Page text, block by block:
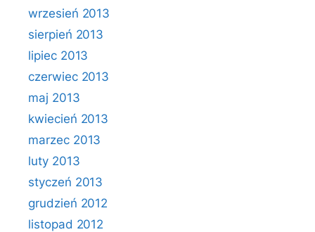
wrzesień 2013
sierpień 2013
lipiec 2013
czerwiec 2013
maj 2013
kwiecień 2013
marzec 2013
luty 2013
styczeń 2013
grudzień 2012
listopad 2012